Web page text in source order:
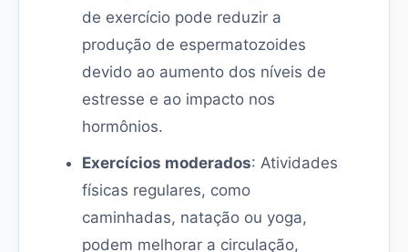
de exercício pode reduzir a
produção de espermatozoides
devido ao aumento dos níveis de
estresse e ao impacto nos
hormônios.
Exercícios moderados: Atividades
físicas regulares, como
caminhadas, natação ou yoga,
podem melhorar a circulação,